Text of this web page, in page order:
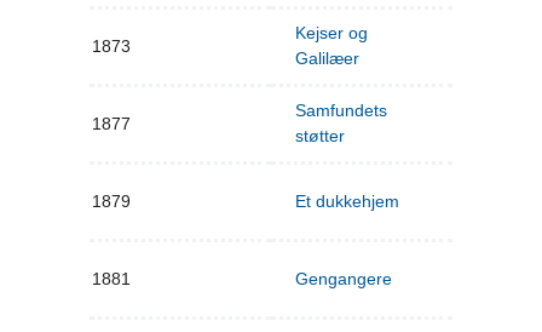
1873
Kejser og
Galilæer
1877
Samfundets
støtter
1879 Et dukkehjem
1881 Gengangere